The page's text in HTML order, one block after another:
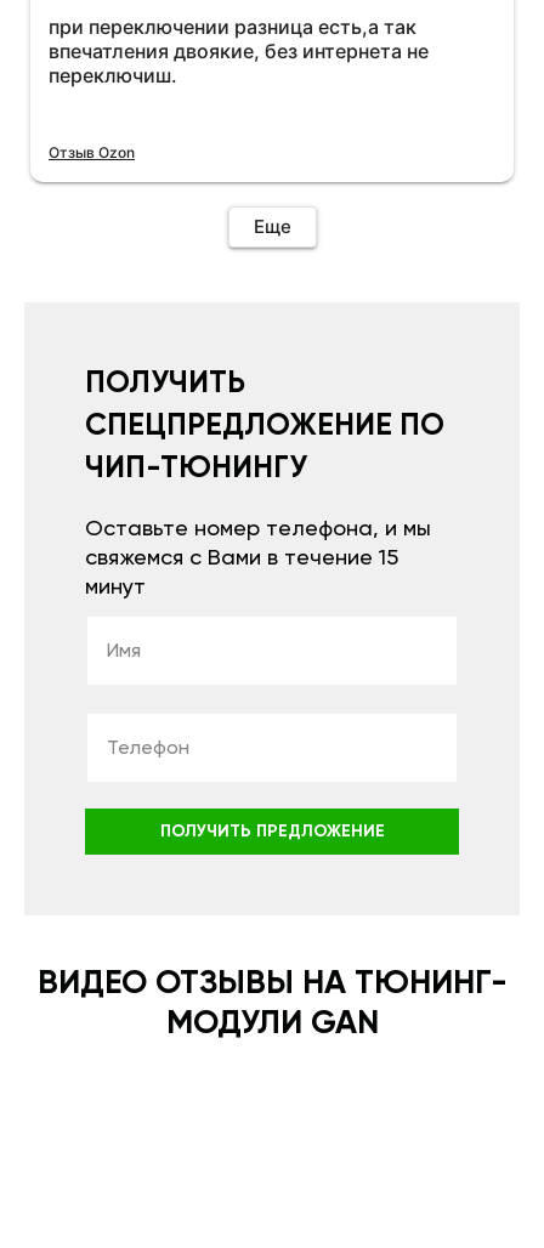
при переключении разница есть,а так
впечатления двоякие, без интернета не
переключиш.
Отзыв Ozon
Еще
ПОЛУЧИТЬ
СПЕЦПРЕДЛОЖЕНИЕ ПО
ЧИП-ТЮНИНГУ
Оставьте номер телефона, и мы
свяжемся с Вами в течение 15
минут
ПОЛУЧИТЬ ПРЕДЛОЖЕНИЕ
ВИДЕО ОТЗЫВЫ НА ТЮНИНГ-
МОДУЛИ GAN